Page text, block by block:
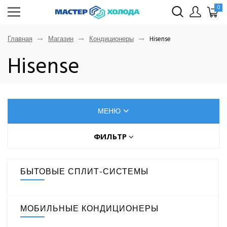
0
Главная Магазин Кондиционеры Hisense
Hisense
МЕНЮ
Dahatsu
Euroklimat S.P.A Italy
ФИЛЬТР
БЫТОВЫЕ СПЛИТ-СИСТЕМЫ
МОБИЛЬНЫЕ КОНДИЦИОНЕРЫ